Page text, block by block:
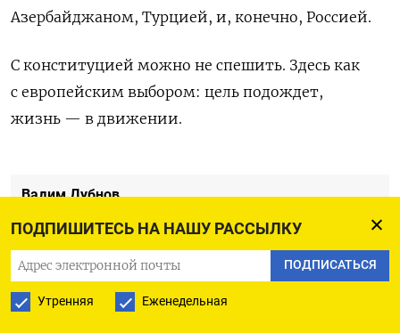
ПОДПИШИТЕСЬ НА НАШУ РАССЫЛКУ
ПОДПИСАТЬСЯ
Утренняя Еженедельная
Азербайджаном, Турцией, и, конечно, Россией.
С конституцией можно не спешить. Здесь как
с европейским выбором: цель подождет,
жизнь — в движении.
Вадим Дубнов
журналист
ПОДПИСАТЬСЯ НА ТЕЛЕГРАМ